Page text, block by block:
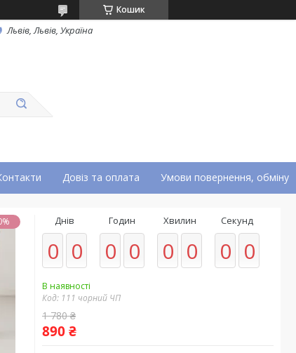
Кошик
Львів, Львів, Україна
Довіз та оплата Умови повернення, обміну
Днів
0 0
Годин
0 0
Хвилин
0 0
Секунд
0 0
В наявності
Код: 111 чорний ЧП
1 780 ₴
890 ₴